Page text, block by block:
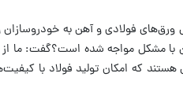
فولادی و آهن به خودروسازان
با مشکل مواجه شده است؟گفت: ما از
که امکان تولید فولاد با